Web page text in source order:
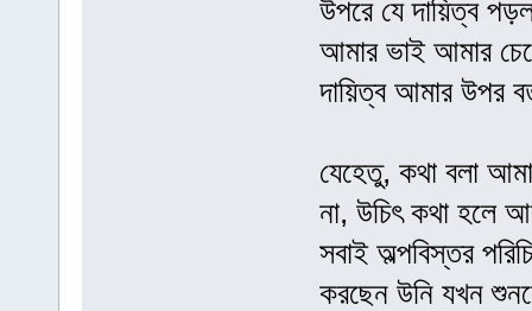
উপরে যে দায়িত্ব
আমার ভাই আমার
দায়িত্ব আমার উপর
যেহেতু, কথা বলা
না, উচিৎ কথা হলে
সবাই অল্পবিস্তর
করছেন উনি যখন